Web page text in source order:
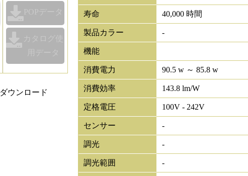
POPデータ
カタログ使
用データ
ダウンロード
寿命 40,000 時間
製品カラー -
機能
消費電力 90.5 w ～ 85.8 w
消費効率 143.8 lm/W
定格電圧 100V - 242V
センサー -
調光 -
調光範囲 -